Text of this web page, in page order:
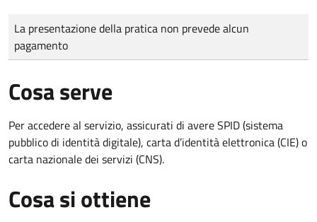
Tipo di pagamento
Importo
La presentazione della pratica non prevede alcun
pagamento
Cosa serve
Per accedere al servizio, assicurati di avere SPID (sistema
pubblico di identità digitale), carta d’identità elettronica (CIE) o
carta nazionale dei servizi (CNS).
Cosa si ottiene